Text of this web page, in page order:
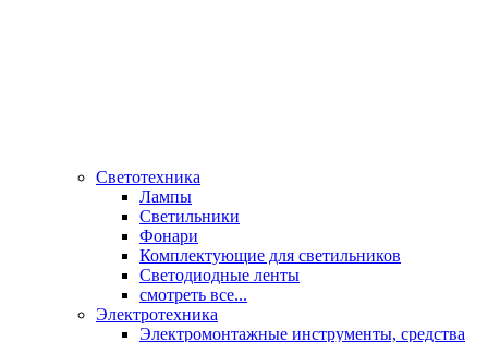
Светотехника
Лампы
Светильники
Фонари
Комплектующие для светильников
Светодиодные ленты
смотреть все...
Электротехника
Электромонтажные инструменты, средства